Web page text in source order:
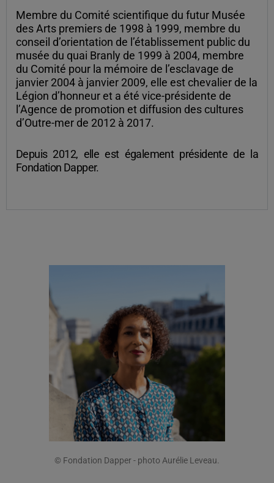
Membre du Comité scientifique du futur Musée
des Arts premiers de 1998 à 1999, membre du
conseil d’orientation de l’établissement public du
musée du quai Branly de 1999 à 2004, membre
du Comité pour la mémoire de l’esclavage de
janvier 2004 à janvier 2009, elle est chevalier de la
Légion d’honneur et a été vice-présidente de
l’Agence de promotion et diffusion des cultures
d’Outre-mer de 2012 à 2017.
Depuis 2012, elle est également présidente de la
Fondation Dapper.
© Fondation Dapper - photo Aurélie Leveau.